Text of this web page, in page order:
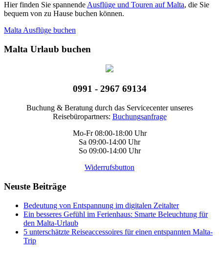
Hier finden Sie spannende Ausflüge und Touren auf Malta, die Sie
bequem von zu Hause buchen können.
Malta Ausflüge buchen
Malta Urlaub buchen
0991 - 2967 69134
Buchung & Beratung durch das Servicecenter unseres
Reisebüropartners: Buchungsanfrage
Mo-Fr 08:00-18:00 Uhr
Sa 09:00-14:00 Uhr
So 09:00-14:00 Uhr
Widerrufsbutton
Neuste Beiträge
Bedeutung von Entspannung im digitalen Zeitalter
Ein besseres Gefühl im Ferienhaus: Smarte Beleuchtung für
den Malta-Urlaub
5 unterschätzte Reiseaccessoires für einen entspannten Malta-
Trip